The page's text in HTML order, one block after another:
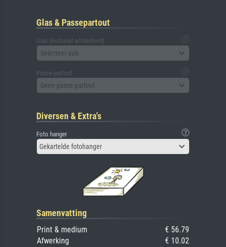
Glas & Passepartout
Glas (inclusief achterbord)
Selecteer aub
Passe-partout
Geen passe-partout
Diversen & Extra's
Foto hanger
Gekartelde fotohanger
Samenvatting
Print & medium
€ 56.79
Afwerking
€ 10.02